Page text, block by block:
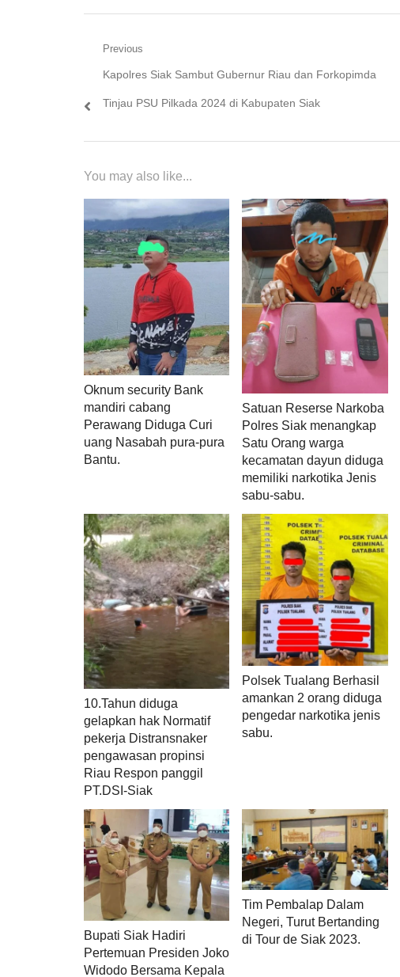
Navigasi
pos
Previous
Previous
post:
Kapolres Siak Sambut Gubernur Riau dan Forkopimda
Tinjau PSU Pilkada 2024 di Kabupaten Siak
You may also like...
Oknum security Bank
mandiri cabang
Perawang Diduga Curi
uang Nasabah pura-pura
Bantu.
Satuan Reserse Narkoba
Polres Siak menangkap
Satu Orang warga
kecamatan dayun diduga
memiliki narkotika Jenis
sabu-sabu.
10.Tahun diduga
gelapkan hak Normatif
pekerja Distransnaker
pengawasan propinsi
Riau Respon panggil
PT.DSI-Siak
Polsek Tualang Berhasil
amankan 2 orang diduga
pengedar narkotika jenis
sabu.
Bupati Siak Hadiri
Pertemuan Presiden Joko
Widodo Bersama Kepala
Tim Pembalap Dalam
Negeri, Turut Bertanding
di Tour de Siak 2023.